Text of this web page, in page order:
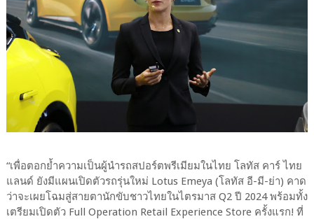
“เพื่อตอกย้ำความเป็นผู้นำรถสปอร์ตพรีเมียมในไทย โลทัส คาร์ ไทย
แลนด์ ยังมีแผนเปิดตัวรถรุ่นใหม่ Lotus Emeya (โลทัส อี-มี-ย่า) คาด
ว่าจะเผยโฉมสู่สายตานักขับชาวไทยในไตรมาส Q2 ปี 2024 พร้อมทั้ง
เตรียมเปิดตัว Full Operation Retail Experience Store ครั้งแรก! ที่